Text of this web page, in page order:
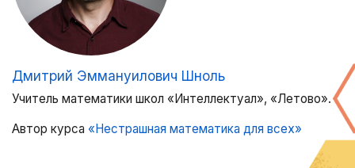
Дмитрий Эммануилович Шноль
Учитель математики школ «Интеллектуал», «Летово».
Автор курса «Нестрашная математика для всех»